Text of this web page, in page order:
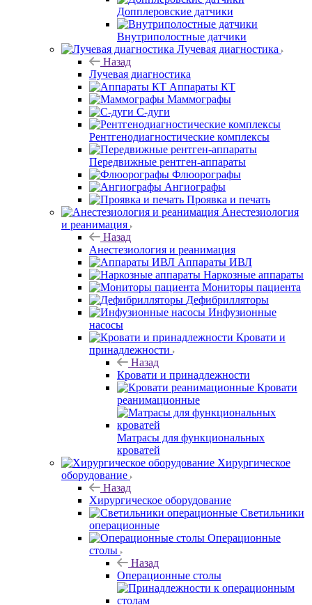
Допплеровские датчики
Внутриполостные датчики
Лучевая диагностика
Назад
Лучевая диагностика
Аппараты КТ
Маммографы
С-дуги
Рентгенодиагностические комплексы
Передвижные рентген-аппараты
Флюорографы
Ангиографы
Проявка и печать
Анестезиология
и реанимация
Назад
Анестезиология и реанимация
Аппараты ИВЛ
Наркозные аппараты
Мониторы пациента
Дефибрилляторы
Инфузионные
насосы
Кровати и
принадлежности
Назад
Кровати и принадлежности
Кровати
реанимационные
Матрасы для функциональных
кроватей
Хирургическое
оборудование
Назад
Хирургическое оборудование
Светильники
операционные
Операционные
столы
Назад
Операционные столы